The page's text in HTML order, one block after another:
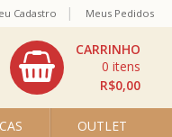
OUTLET
R$0,00
0
Cadastro Meus Pedidos